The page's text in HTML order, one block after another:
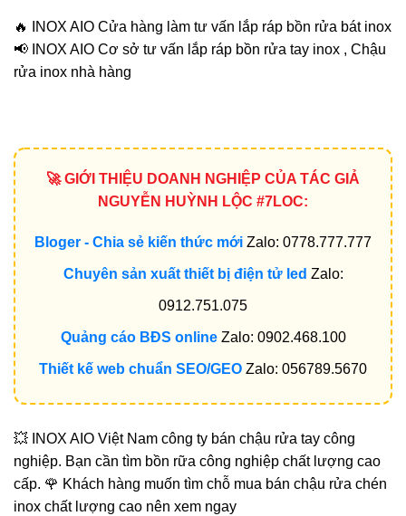
🔥 INOX AIO Cửa hàng làm tư vấn lắp ráp bồn rửa bát inox
📢 INOX AIO Cơ sở tư vấn lắp ráp bồn rửa tay inox , Chậu
rửa inox nhà hàng
🚀 GIỚI THIỆU DOANH NGHIỆP CỦA TÁC GIẢ
NGUYỄN HUỲNH LỘC #7LOC:
Bloger - Chia sẻ kiến thức mới Zalo: 0778.777.777
Chuyên sản xuất thiết bị điện tử led Zalo:
0912.751.075
Quảng cáo BĐS onlineZalo: 0902.468.100
Thiết kế web chuẩn SEO/GEO Zalo: 056789.5670
💥 INOX AIO Việt Nam công ty bán chậu rửa tay công
nghiệp. Bạn cần tìm bồn rữa công nghiệp chất lượng cao
cấp. 🌹 Khách hàng muốn tìm chỗ mua bán chậu rửa chén
inox chất lượng cao nên xem ngay